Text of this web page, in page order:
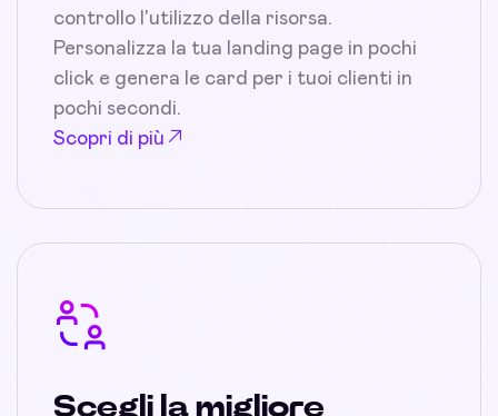
controllo l'utilizzo della risorsa.
Personalizza la tua landing page in pochi
click e genera le card per i tuoi clienti in
pochi secondi.
Scopri di più
Scegli la migliore